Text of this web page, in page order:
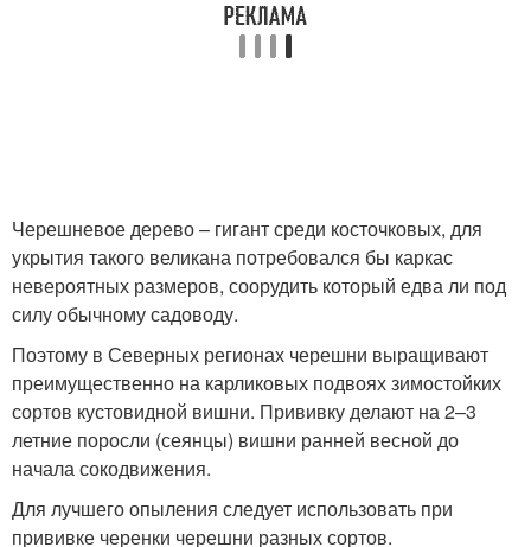
Черешневое дерево – гигант среди косточковых, для
укрытия такого великана потребовался бы каркас
невероятных размеров, соорудить который едва ли под
силу обычному садоводу.
Поэтому в Северных регионах черешни выращивают
преимущественно на карликовых подвоях зимостойких
сортов кустовидной вишни. Прививку делают на 2–3
летние поросли (сеянцы) вишни ранней весной до
начала сокодвижения.
Для лучшего опыления следует использовать при
прививке черенки черешни разных сортов.